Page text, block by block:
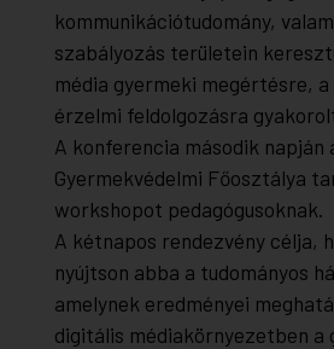
kommunikációtudomány,
szabályozás területein
média gyermeki megértésre,
érzelmi feldolgozásra
A konferencia második napján
Gyermekvédelmi Főosztálya
workshopot pedagógusoknak.
A kétnapos rendezvény célja,
nyújtson abba a tudományos
amelynek eredményei
digitális médiakörnyezetben a